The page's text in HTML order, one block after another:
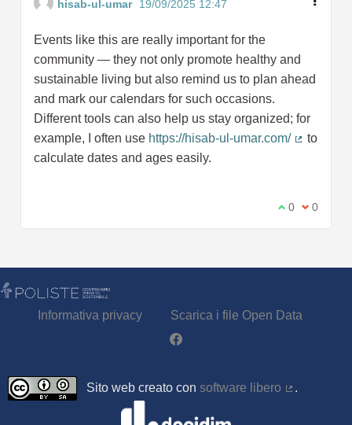
hisab-ul-umar 19/09/2025 12:47
Events like this are really important for the
community — they not only promote healthy and
sustainable living but also remind us to plan ahead
and mark our calendars for such occasions.
Different tools can also help us stay organized; for
example, I often use https://hisab-ul-umar.com/
to
calculate dates and ages easily.
Sono
0 Non
0
Informativa privacy
Scarica i file Open Data
Partecipa - Poliste su Facebook
Sito web creato con software libero
.